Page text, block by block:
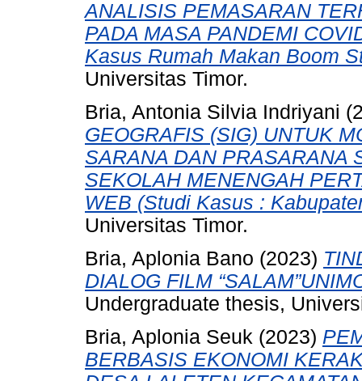
ANALISIS PEMASARAN
PADA MASA PANDEMI
Kasus Rumah Makan Boom
Universitas Timor.
Bria, Antonia Silvia Indriyani
GEOGRAFIS (SIG) UNTUK
SARANA DAN PRASARANA
SEKOLAH MENENGAH
WEB (Studi Kasus :
Universitas Timor.
Bria, Aplonia Bano (2023)
DIALOG FILM
Undergraduate thesis,
Bria, Aplonia Seuk (2023)
BERBASIS EKONOMI